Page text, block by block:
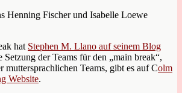
Henning Fischer und Isabelle Loewe
hat Stephen M. Llano auf seinem Blog
Setzung der Teams für den „main break“,
muttersprachlichen Teams, gibt es auf Colm
Website.